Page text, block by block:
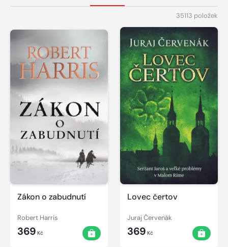
35113 položek
Zákon o zabudnutí
Robert Harris
369 Kč
Lovec čertov
Juraj Červenák
369 Kč